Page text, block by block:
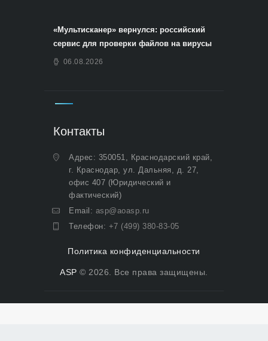
«Мультисканер» вернулся: российский
сервис для проверки файлов на вирусы
06.08.2026
Контакты
Адрес: 350051, Краснодарский край,
г. Краснодар, ул. Дальняя, д. 27,
офис 407 (Юридический и
фактический)
Email: asp@aoasp.ru
Телефон: +7 (499) 380-83-05
Политика конфиденциальности
ASP © 2026. Все права защищены.